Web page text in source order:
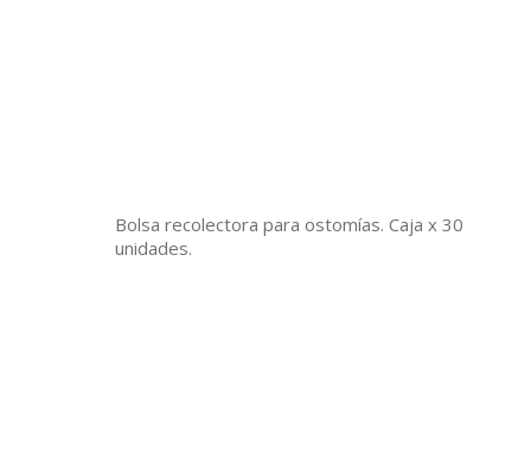
Bolsa recolectora para ostomías. Caja x 30
unidades.